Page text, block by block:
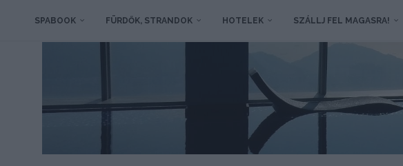
SPABOOK FÜRDŐK, STRANDOK HOTELEK SZÁLLJ FEL MAGASRA!